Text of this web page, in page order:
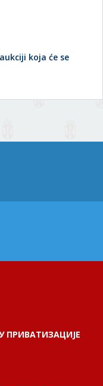
koja će se
ПРИВАТИЗАЦИЈЕ